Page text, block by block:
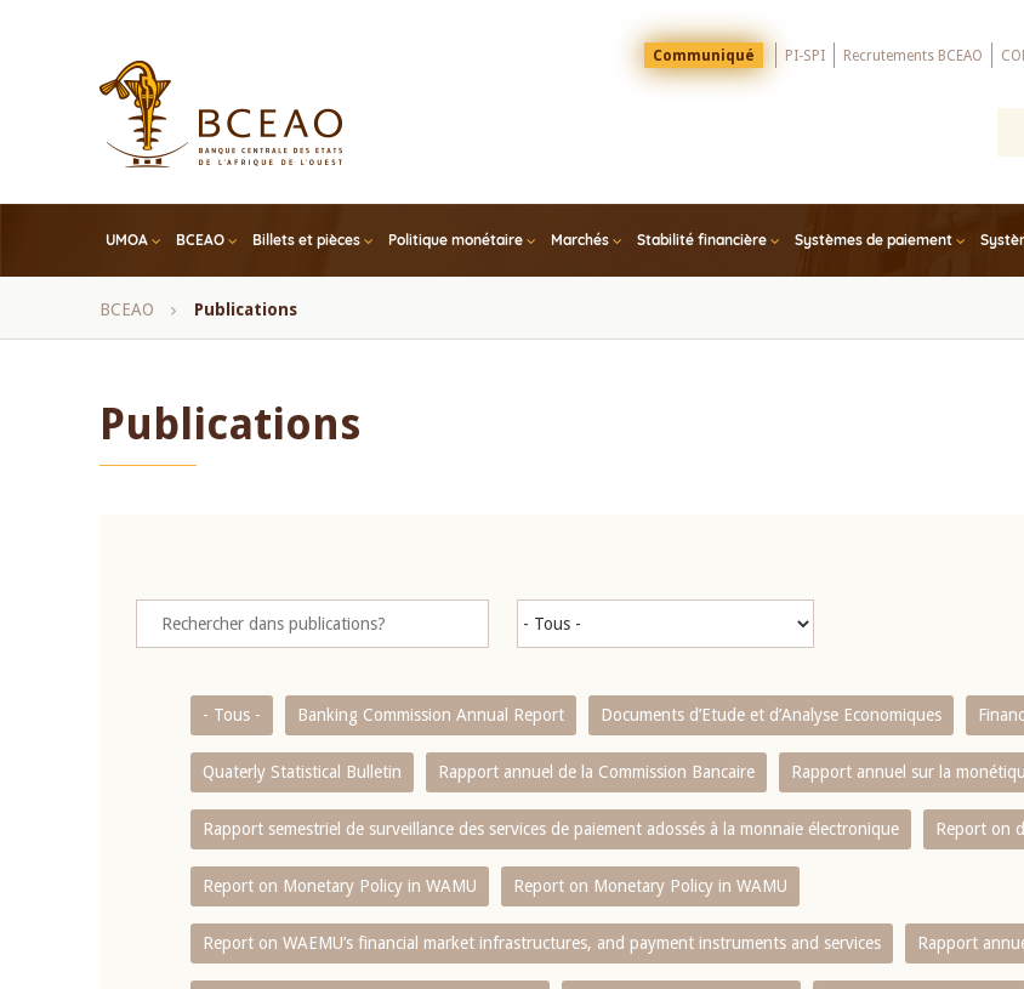
Menu
Top
Communiqué PI-SPI Recrutements BCEAO
UMOA BCEAO Billets et pièces Politique monétaire Marchés Stabilité financière Systèmes de paiement
Fil
BCEAO Publications
Publications
- Tous - Banking Commission Annual Report Documents d’Etude et d’Analyse Economiques
Quaterly Statistical Bulletin Rapport annuel de la Commission Bancaire Rapport annuel sur la
Rapport semestriel de surveillance des services de paiement adossés à la monnaie électronique Report on
Report on Monetary Policy in WAMU Report on Monetary Policy in WAMU
Report on WAEMU’s financial market infrastructures, and payment instruments and services Rapport